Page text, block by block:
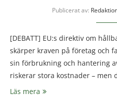
Publicerat av:
[DEBATT] EU:s direktiv om
skärper kraven på företag och
sin förbrukning och hantering
riskerar stora kostnader – men
Läs mera